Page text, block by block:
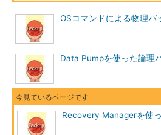
万が一、あるデータベースサイトで
データベースサイトに同じデータが存
の場合には、最新データが参照できな
スサイトで同一レコードを更新して
能性があります）。そのため、ほかの
OSコマンドによる物理バ
Data Pumpを使った論理
Recovery Managerを使